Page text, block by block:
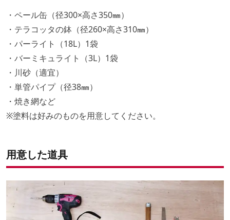
・ペール缶（径300×高さ350㎜）
・テラコッタの鉢（径260×高さ310㎜）
・パーライト（18L）1袋
・バーミキュライト（3L）1袋
・川砂（適宜）
・単管パイプ（径38㎜）
・焼き網など
※塗料は好みのものを用意してください。
用意した道具